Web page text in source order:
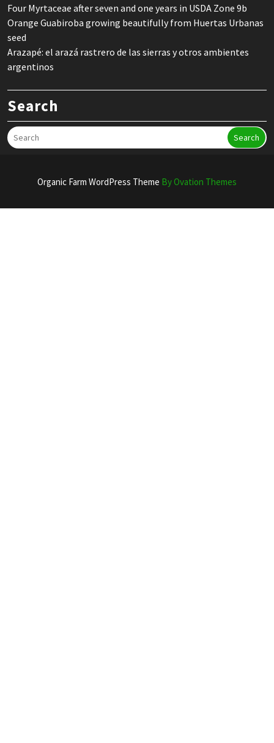
Four Myrtaceae after seven and one years in USDA Zone 9b
Orange Guabiroba growing beautifully from Huertas Urbanas
seed
Arazapé: el arazá rastrero de las sierras y otros ambientes
argentinos
Search
Search
Organic Farm WordPress Theme By Ovation Themes